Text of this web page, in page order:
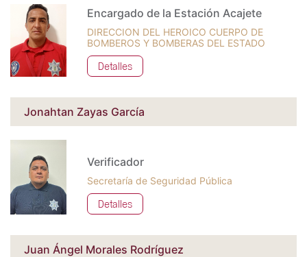
Encargado de la Estación Acajete
DIRECCION DEL HEROICO CUERPO DE
BOMBEROS Y BOMBERAS DEL ESTADO
Detalles
Jonahtan Zayas García
Verificador
Secretaría de Seguridad Pública
Detalles
Juan Ángel Morales Rodríguez